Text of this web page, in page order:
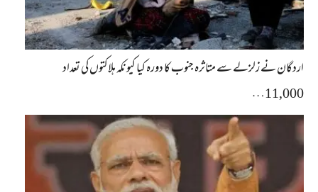
اردگان نے زلزلے سے متاثرہ جنوب کا دورہ کیا کیونکہ ہلاکتوں کی تعداد
11,000…